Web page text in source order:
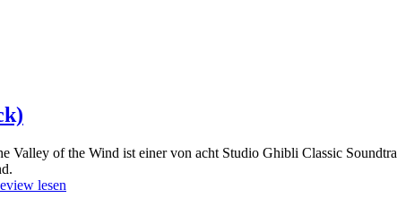
Valley of the Wind ist einer von acht Studio Ghibli Classic
lesen